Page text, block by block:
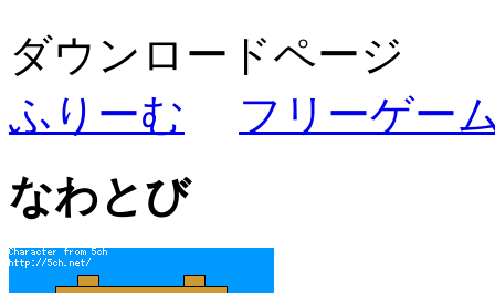
ダウンロードページ
ふりーむ
フリーゲー
なわとび